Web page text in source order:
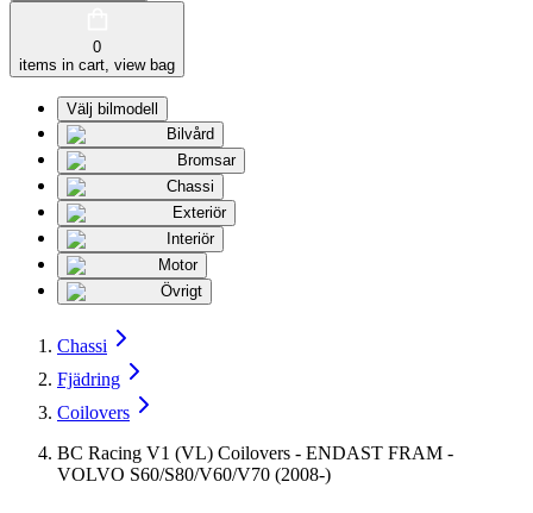
0
items in cart, view bag
Välj bilmodell
Bilvård
Bromsar
Chassi
Exteriör
Interiör
Motor
Övrigt
Chassi
Fjädring
Coilovers
BC Racing V1 (VL) Coilovers - ENDAST FRAM -
VOLVO S60/S80/V60/V70 (2008-)